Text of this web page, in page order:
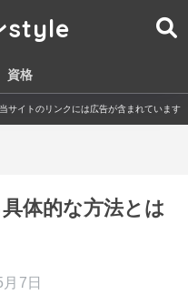
style
資格
サイトのリンクには広告が含まれています
体的な方法とは
7日